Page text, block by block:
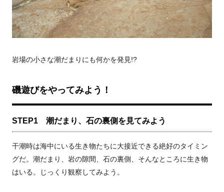
岩場の小さな潮だまりにも何かを発見!?
磯遊びをやってみよう！
STEP1 潮だまり、石の裏側を見てみよう
干潮時は海中にいる生き物たちに大接近できる絶好のタイミン
グだ。潮だまり、岩の隙間、石の裏側、そんなところに生き物
はいる。じっくり観察してみよう。